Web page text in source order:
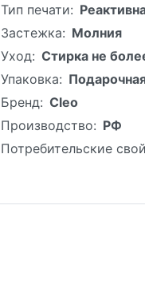
Тип печати:
Застежка: Молния
Уход: Стирка не
Упаковка:
Бренд: Cleo
Производство: РФ
Потребительские